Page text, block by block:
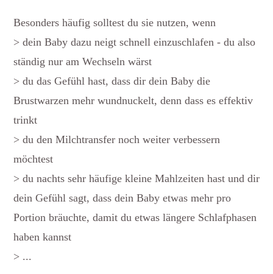
Besonders häufig solltest du sie nutzen, wenn
> dein Baby dazu neigt schnell einzuschlafen - du also
ständig nur am Wechseln wärst
> du das Gefühl hast, dass dir dein Baby die
Brustwarzen mehr wundnuckelt, denn dass es effektiv
trinkt
> du den Milchtransfer noch weiter verbessern
möchtest
> du nachts sehr häufige kleine Mahlzeiten hast und dir
dein Gefühl sagt, dass dein Baby etwas mehr pro
Portion bräuchte, damit du etwas längere Schlafphasen
haben kannst
> ...